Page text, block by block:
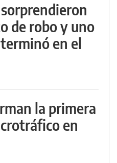
de robo y uno
en el
la primera
en